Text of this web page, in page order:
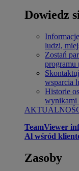
Dowiedz
ludzi,
Zostań
programu
wsparcia
Historie
wynikami
TeamViewer
Al wśród
Zasoby